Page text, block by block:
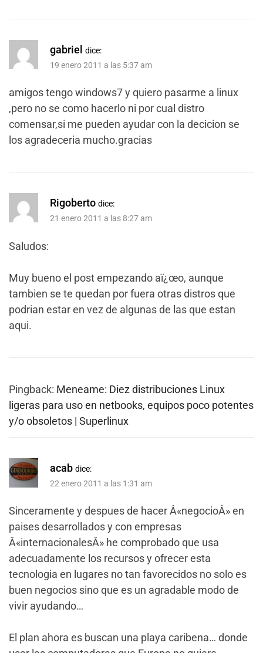
gabriel dice:
19 enero 2011 a las 5:37 am
amigos tengo windows7 y quiero pasarme a linux
,pero no se como hacerlo ni por cual distro
comensar,si me pueden ayudar con la decicion se
los agradeceria mucho.gracias
Rigoberto dice:
21 enero 2011 a las 8:27 am
Saludos:
Muy bueno el post empezando aï¿œo, aunque
tambien se te quedan por fuera otras distros que
podrian estar en vez de algunas de las que estan
aqui.
Pingback: Meneame: Diez distribuciones Linux
ligeras para uso en netbooks, equipos poco potentes
y/o obsoletos | Superlinux
acab dice:
22 enero 2011 a las 1:31 am
Sinceramente y despues de hacer Â«negocioÂ» en
paises desarrollados y con empresas
Â«internacionalesÂ» he comprobado que usa
adecuadamente los recursos y ofrecer esta
tecnologia en lugares no tan favorecidos no solo es
buen negocios sino que es un agradable modo de
vivir ayudando…
El plan ahora es buscan una playa caribena… donde